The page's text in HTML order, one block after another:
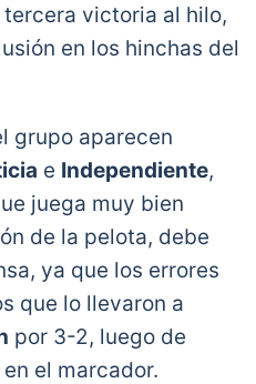
victoria al hilo,
en los hinchas del
grupo aparecen
e Independiente,
juega muy bien
de la pelota, debe
ya que los errores
que lo llevaron a
por 3-2, luego de
el marcador.